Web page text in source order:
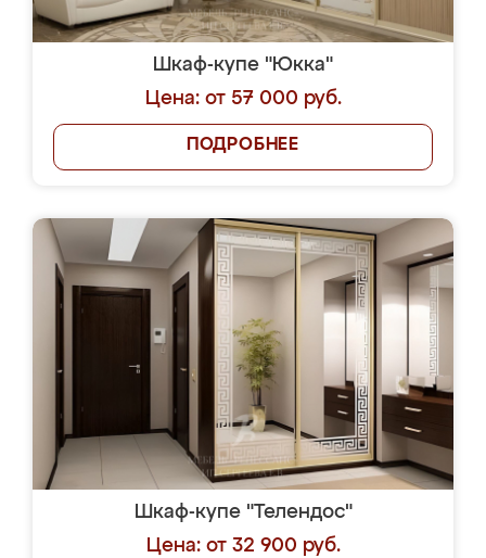
Шкаф-купе "Юкка"
Цена: от 57 000 руб.
ПОДРОБНЕЕ
Шкаф-купе "Телендос"
Цена: от 32 900 руб.